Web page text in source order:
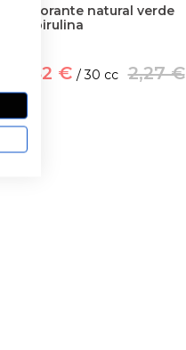
Colorante natural verde
espirulina
1,82 € / 30 cc 2,27 €